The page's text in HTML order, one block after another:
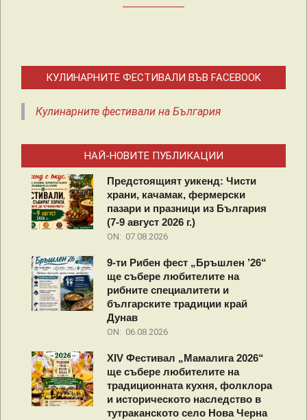
КУЛИНАРНИТЕ ФЕСТИВАЛИ ВЪВ FACEBOOK
Кулинарните фестивали на България
НАЙ-НОВИТЕ ПУБЛИКАЦИИ
Предстоящият уикенд: Чисти
храни, качамак, фермерски
пазари и празници из България
(7-9 август 2026 г.)
ON: 07.08.2026
9-ти Рибен фест „Бръшлен ’26“
ще събере любителите на
рибните специалитети и
българските традиции край
Дунав
ON: 06.08.2026
XIV Фестивал „Мамалига 2026“
ще събере любителите на
традиционната кухня, фолклора
и историческото наследство в
тутраканското село Нова Черна